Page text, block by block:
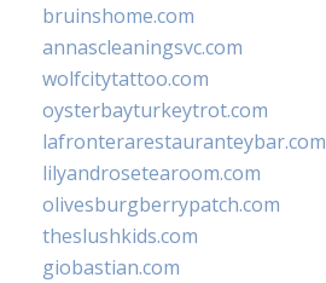
bruinshome.com
annascleaningsvc.com
wolfcitytattoo.com
oysterbayturkeytrot.com
lafronterarestauranteybar.com
lilyandrosetearoom.com
olivesburgberrypatch.com
theslushkids.com
giobastian.com